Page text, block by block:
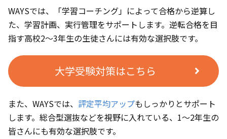
WAYSでは、「学習コーチング」によって合格から逆算し
た、学習計画、実行管理をサポートします。逆転合格を目
指す高校2〜3年生の生徒さんには有効な選択肢です。
大学受験対策はこちら
また、WAYSでは、 評定平均アップもしっかりとサポート
します。総合型選抜などを視野に入れている、1〜2年生の
皆さんにも有効な選択肢です。